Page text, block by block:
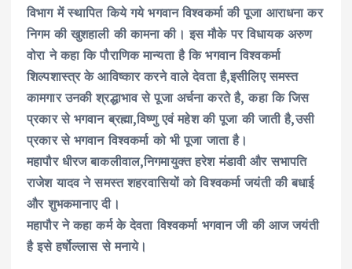
विभाग में स्थापित किये गये भगवान विश्वकर्मा की पूजा आराधना कर
निगम की खुशहाली की कामना की। इस मौके पर विधायक अरुण
वोरा ने कहा कि पौराणिक मान्यता है कि भगवान विश्वकर्मा
शिल्पशास्त्र के आविष्कार करने वाले देवता है,इसीलिए समस्त
कामगार उनकी श्रद्धाभाव से पूजा अर्चना करते है, कहा कि जिस
प्रकार से भगवान ब्रह्मा,विष्णु एवं महेश की पूजा की जाती है,उसी
प्रकार से भगवान विश्वकर्मा को भी पूजा जाता है।
महापौर धीरज बाकलीवाल,निगमायुक्त हरेश मंडावी और सभापति
राजेश यादव ने समस्त शहरवासियों को विश्वकर्मा जयंती की बधाई
और शुभकमानाए दी।
महापौर ने कहा कर्म के देवता विश्वकर्मा भगवान जी की आज जयंती
है इसे हर्षोल्लास से मनाये।